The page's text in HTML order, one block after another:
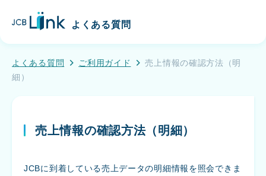
J
B
L
i
よくある質問
よくある質問 ご利用ガイド
売上情報の確認方法（明
細）
売上情報の確認方法（明細）
JCBに到着している売上データの明細情報を照会できま